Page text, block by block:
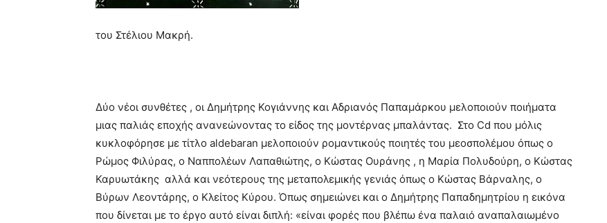
ΤΕΧΝΕΣ
του Στέλιου Μακρή.
Δύο νέοι συνθέτες , οι Δημήτρης Κογιάννης και Αδριανός Παπαμάρκου μελοποιούν ποιήματα
μιας παλιάς εποχής ανανεώνοντας το είδος της μοντέρνας μπαλάντας. Στο Cd που μόλις
κυκλοφόρησε με τίτλο aldebaran μελοποιούν ρομαντικούς ποιητές του μεοσπολέμου όπως ο
Ρώμος Φιλύρας, ο Ναππολέων Λαπαθιώτης, ο Κώστας Ουράνης , η Μαρία Πολυδούρη, ο Κώστας
Καρυωτάκης αλλά και νεότερους της μεταπολεμικής γενιάς όπως ο Κώστας Βάρναλης, ο
Βύρων Λεοντάρης, ο Κλείτος Κύρου. Όπως σημειώνει και ο Δημήτρης Παπαδημητρίου η εικόνα
που δίνεται με το έργο αυτό είναι διπλή: «είναι φορές που βλέπω ένα παλαιό αναπαλαιωμένο